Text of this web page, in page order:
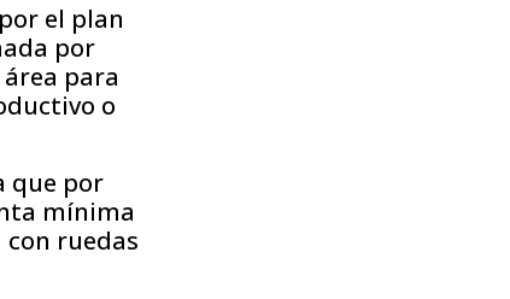
el plan
por
para
o
que por
mínima
ruedas